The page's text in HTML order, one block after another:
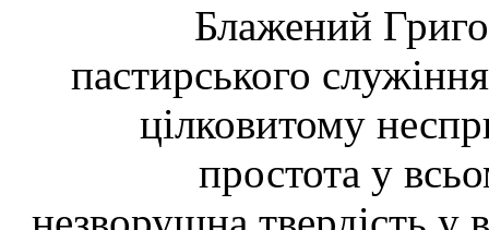
Блажений
пастирського
цілковитому
простота у